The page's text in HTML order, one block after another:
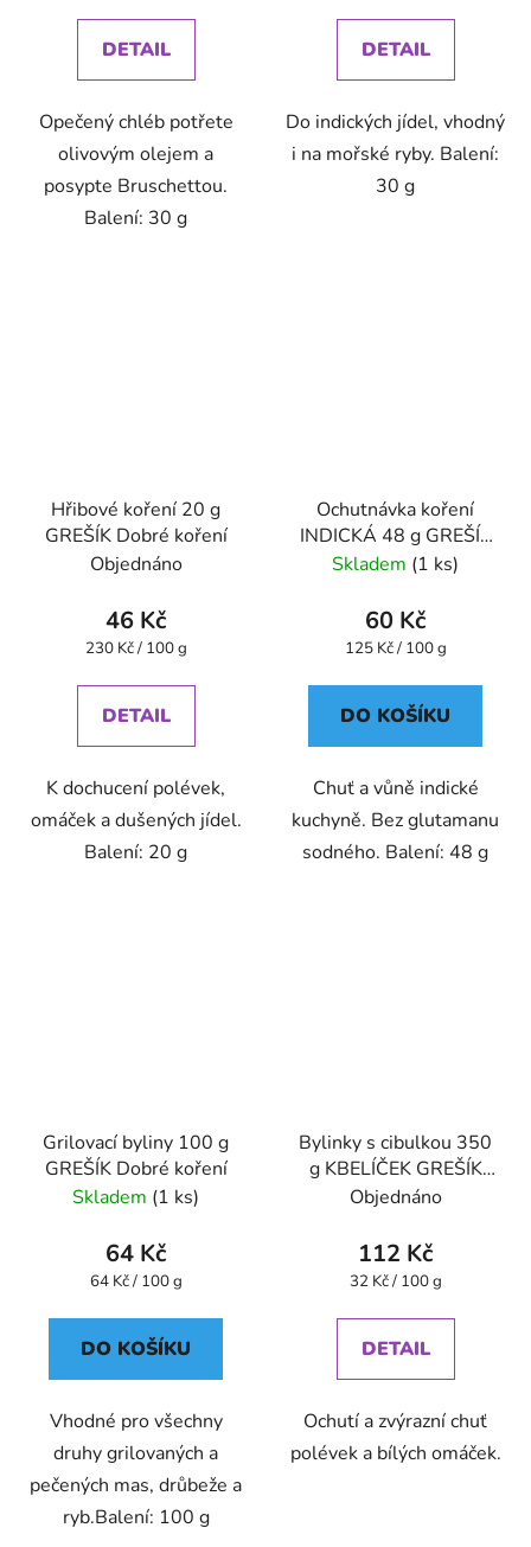
DETAIL
Opečený chléb potřete
olivovým olejem a
posypte Bruschettou.
Balení: 30 g
DETAIL
Do indických jídel, vhodný
i na mořské ryby. Balení:
30 g
Hřibové koření 20 g
GREŠÍK Dobré koření
Objednáno
46 Kč
Měrná
230 Kč / 100 g
DETAIL
K dochucení polévek,
omáček a dušených jídel.
Balení: 20 g
Ochutnávka koření
INDICKÁ 48 g GREŠÍK
Dobré koření
Skladem (1 ks)
60 Kč
Měrná
125 Kč / 100 g
DO KOŠÍKU
Chuť a vůně indické
kuchyně. Bez glutamanu
sodného. Balení: 48 g
Grilovací byliny 100 g
GREŠÍK Dobré koření
Skladem (1 ks)
64 Kč
Měrná
64 Kč / 100 g
DO KOŠÍKU
Vhodné pro všechny
druhy grilovaných a
pečených mas, drůbeže a
ryb.Balení: 100 g
Bylinky s cibulkou 350
g KBELÍČEK GREŠÍK
Dobré koření
Objednáno
112 Kč
Měrná
32 Kč / 100 g
DETAIL
Ochutí a zvýrazní chuť
polévek a bílých omáček.